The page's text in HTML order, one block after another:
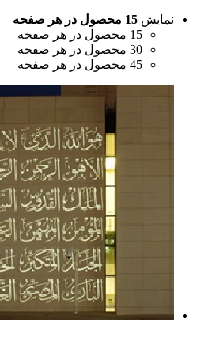
15 محصول در هر صفحه